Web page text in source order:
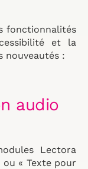
fonctionnalités
et la
nouveautés :
audio
Lectora
ou « Texte pour